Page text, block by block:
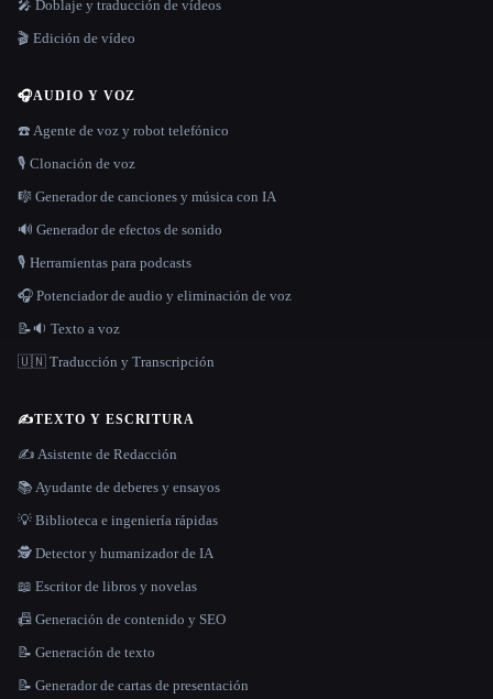
🎤 Doblaje y traducción de vídeos
🎬 Edición de vídeo
🎧AUDIO Y VOZ
☎️ Agente de voz y robot telefónico
🎙️ Clonación de voz
🎼 Generador de canciones y música con IA
🔊 Generador de efectos de sonido
🎙️ Herramientas para podcasts
🎧 Potenciador de audio y eliminación de voz
📝🔉 Texto a voz
🇺🇳 Traducción y Transcripción
✍️TEXTO Y ESCRITURA
✍️ Asistente de Redacción
📚 Ayudante de deberes y ensayos
💡 Biblioteca e ingeniería rápidas
🕵️ Detector y humanizador de IA
📖 Escritor de libros y novelas
📠 Generación de contenido y SEO
📝 Generación de texto
📝 Generador de cartas de presentación